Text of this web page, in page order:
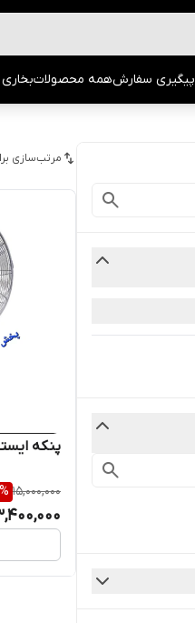
پیگیری سفارشهمه محصولات
مرتب‌سازی
پنکه ایستاده
15,000,000
%